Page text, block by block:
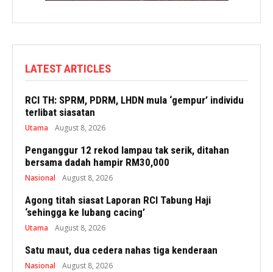
LATEST ARTICLES
RCI TH: SPRM, PDRM, LHDN mula ‘gempur’ individu
terlibat siasatan
Utama August 8, 2026
Penganggur 12 rekod lampau tak serik, ditahan
bersama dadah hampir RM30,000
Nasional August 8, 2026
Agong titah siasat Laporan RCI Tabung Haji
‘sehingga ke lubang cacing’
Utama August 8, 2026
Satu maut, dua cedera nahas tiga kenderaan
Nasional August 8, 2026